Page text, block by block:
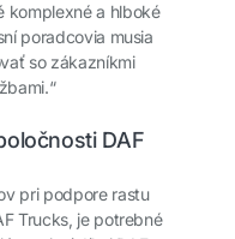
komplexné a hlboké
poradcovia musia
so zákazníkmi
DAF
pri podpore rastu
Trucks, je potrebné